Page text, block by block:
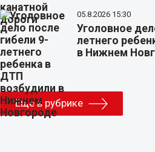
05.8.2026 15:30
Уголовное
летнего
в Нижнем
Еще в рубрике